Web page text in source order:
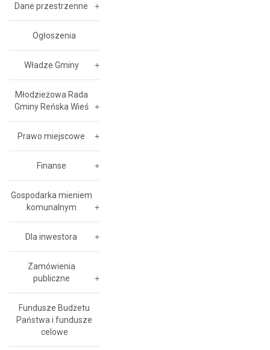
Dane przestrzenne
Ogłoszenia
Władze Gminy
Młodzieżowa Rada
Gminy Reńska Wieś
Prawo miejscowe
Finanse
Gospodarka mieniem
komunalnym
Dla inwestora
Zamówienia
publiczne
Fundusze Budżetu
Państwa i fundusze
celowe